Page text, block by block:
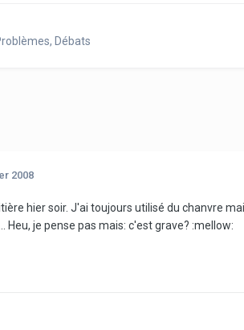
Débats
2008
hier soir. J'ai toujours utilisé du chanvre
Heu, je pense pas mais: c'est grave? :mellow: